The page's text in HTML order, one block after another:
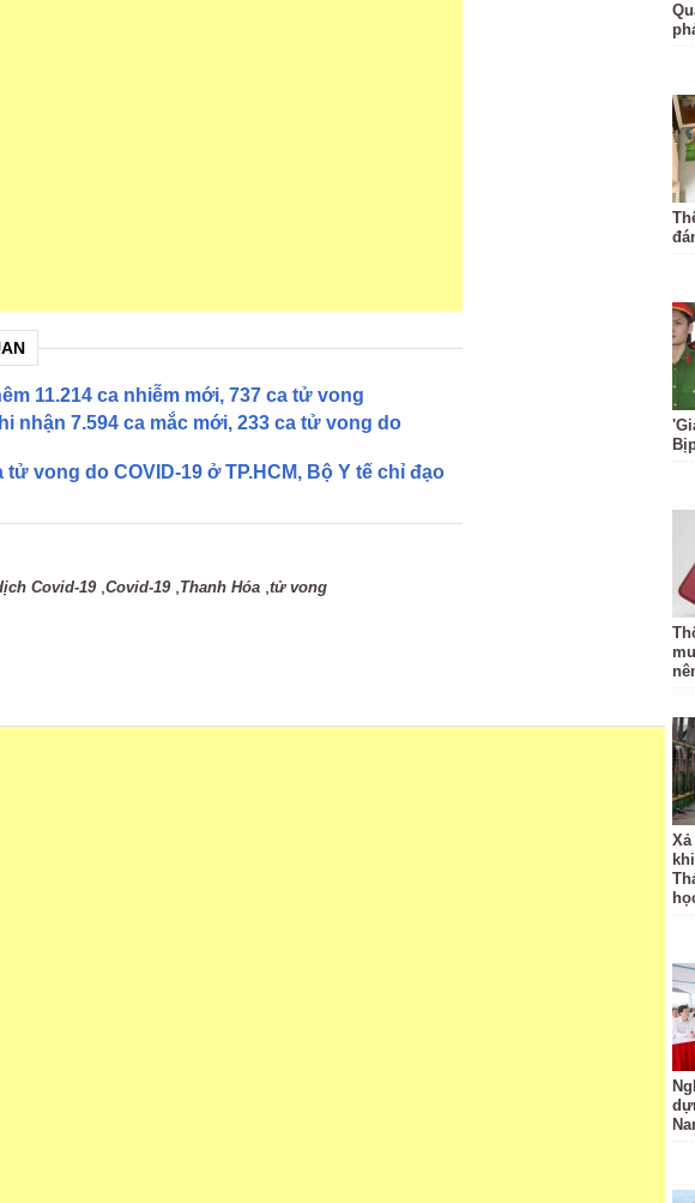
11.214 ca nhiễm mới, 737 ca tử vong
nhận 7.594 ca mắc mới, 233 ca tử vong do
tử vong do COVID-19 ở TP.HCM, Bộ Y tế chỉ đạo
Covid-19, Covid-19, Thanh Hóa tử vong